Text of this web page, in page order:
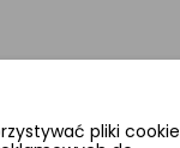
pliki cookie